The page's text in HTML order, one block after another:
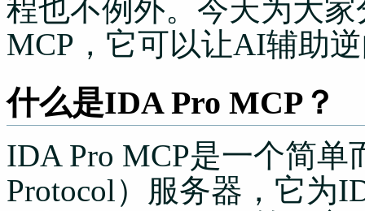
程也不例外。今天为大
MCP，它可以让AI辅助
什么是IDA Pro MCP？
IDA Pro MCP是一个简单
Protocol）服务器，它为